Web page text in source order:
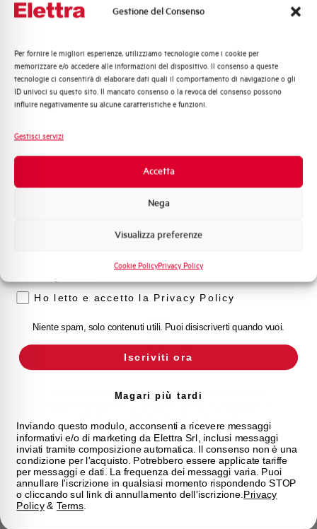
Gestione del Consenso
Per fornire le migliori esperienze, utilizziamo tecnologie come i cookie per
memorizzare e/o accedere alle informazioni del dispositivo. Il consenso a queste
tecnologie ci consentirà di elaborare dati quali il comportamento di navigazione o gli
ID univoci su questo sito. Il mancato consenso o la revoca del consenso possono
influire negativamente su alcune caratteristiche e funzioni.
Gestisci servizi
Accetta
Nega
Visualizza preferenze
Cookie PolicyPrivacy Policy
l nostro team di esperti è pronto ad aiutarti con
Contattaci
Scopri dove
acquistare
Trova il punto vendita Elettra più vicino a te e accedi
semplici passi. Scopri come possiamo aiutarti.
Mappa
Domande
frequenti
Consulta le nostre domande frequenti per trovare
FAQ
Quali argomenti ti interessano di più?
Distribuzione di Energia
Automazione Industriale
Sistema Quadri
Promozioni e offerte
Formazione tecnica
Voglio ricevere aggiornamenti, novità di
Ho letto e accetto la Privacy Policy
Niente spam, solo contenuti utili. Puoi disiscriverti quando vuoi.
Iscriviti ora
Magari più tardi
Inviando questo modulo, acconsenti a ricevere messaggi
informativi e/o di marketing da Elettra Srl, inclusi messaggi
inviati tramite composizione automatica. Il consenso non è una
condizione per l'acquisto. Potrebbero essere applicate tariffe
per messaggi e dati. La frequenza dei messaggi varia. Puoi
annullare l'iscrizione in qualsiasi momento rispondendo STOP
o cliccando sul link di annullamento dell'iscrizione. Privacy
Policy& Terms